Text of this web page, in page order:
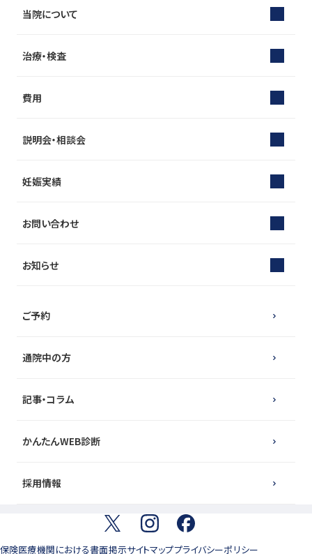
当院について
治療・検査
費用
説明会・相談会
妊娠実績
お問い合わせ
お知らせ
通院中の方
ご予約
記事・コラム
かんたんWEB診断
採用情報
保険医療機関における書面掲示サイトマッププライバシーポリシー